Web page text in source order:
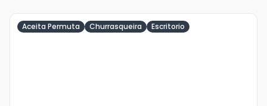
Aceita Permuta Churrasqueira Escritorio